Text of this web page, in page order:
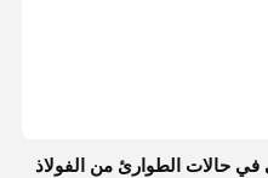
حالات الطوارئ من الفولاذ